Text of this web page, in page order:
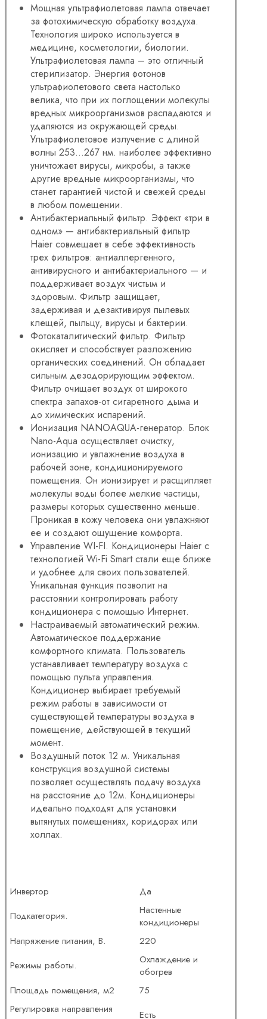
Мощная ультрафиолетовая лампа отвечает
за фотохимическую обработку воздуха.
Технология широко используется в
медицине, косметологии, биологии.
Ультрафиолетовая лампа – это отличный
стерилизатор. Энергия фотонов
ультрафиолетового света настолько
велика, что при их поглощении молекулы
вредных микроорганизмов распадаются и
удаляются из окружающей среды.
Ультрафиолетовое излучение с длиной
волны 253…267 нм. наиболее эффективно
уничтожает вирусы, микробы, а также
другие вредные микроорганизмы, что
станет гарантией чистой и свежей среды
в любом помещении.
Антибактериальный фильтр. Эффект «три в
одном» — антибактериальный фильтр
Haier совмещает в себе эффективность
трех фильтров: антиаллергенного,
антивирусного и антибактериального — и
поддерживает воздух чистым и
здоровым. Фильтр защищает,
задерживая и дезактивируя пылевых
клещей, пыльцу, вирусы и бактерии.
Фотокаталитический фильтр. Фильтр
окисляет и способствует разложению
органических соединений. Он обладает
сильным дезодорирующим эффектом.
Фильтр очищает воздух от широкого
спектра запахов-от сигаретного дыма и
до химических испарений.
Ионизация NANOAQUA-генератор. Блок
Nano-Aqua осуществляет очистку,
ионизацию и увлажнение воздуха в
рабочей зоне, кондиционируемого
помещения. Он ионизирует и расщипляет
молекулы воды более мелкие частицы,
размеры которых существенно меньше.
Проникая в кожу человека они увлажняют
ее и создают ощущение комфорта.
Управление WI-FI. Кондиционеры Haier с
технологией Wi-Fi Smart стали еще ближе
и удобнее для своих пользователей.
Уникальная функция позволит на
расстоянии контролировать работу
кондиционера с помощью Интернет.
Настраиваемый автоматический режим.
Автоматическое поддержание
комфортного климата. Пользователь
устанавливает температуру воздуха с
помощью пульта управления.
Кондиционер выбирает требуемый
режим работы в зависимости от
существующей температуры воздуха в
помещение, действующей в текущий
момент.
Воздушный поток 12 м. Уникальная
конструкция воздушной системы
позволяет осуществлять подачу воздуха
на расстояние до 12м. Кондиционеры
идеально подходят для установки
вытянутых помещениях, коридорах или
холлах.
Инвертор
Да
Подкатегория.
Настенные
кондиционеры
Напряжение питания, В.
220
Режимы работы.
Охлаждение и
обогрев
Площадь помещения, м2
75
Регулировка направления
Есть